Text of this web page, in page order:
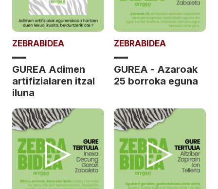
ZEBRABIDEA
GUREA Adimen
artifizialaren itzal
iluna
ZEBRABIDEA
GUREA - Azaroak
25 borroka eguna